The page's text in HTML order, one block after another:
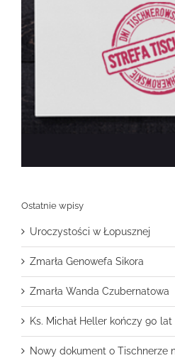
Ostatnie wpisy
Uroczystości w Łopusznej
Zmarła Genowefa Sikora
Zmarła Wanda Czubernatowa
Ks. Michał Heller kończy 90 lat
Nowy dokument o Tischnerze